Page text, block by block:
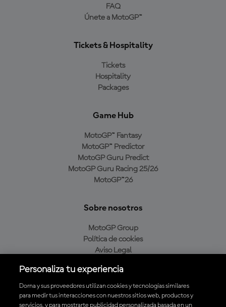
FAQ
Únete a MotoGP™
Tickets & Hospitality
Tickets
Hospitality
Packages
Game Hub
MotoGP™ Fantasy
MotoGP™ Predictor
MotoGP Guru Predict
MotoGP Guru Racing 25/26
MotoGP™26
Sobre nosotros
MotoGP Group
Política de cookies
Aviso Legal
Política de compra
Personaliza tu experiencia
Dorna y sus proveedores utilizan cookies y tecnologías similares
para medir tus interacciones con nuestros sitios web, productos y
servicios, y para mostrarte publicidad personalizada basada en un